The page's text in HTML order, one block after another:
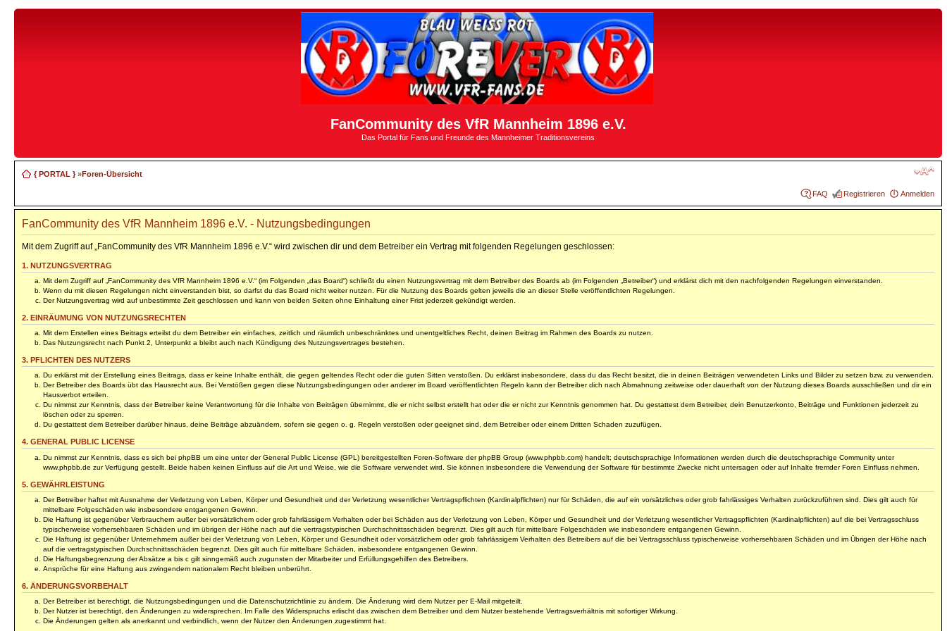
FanCommunity des VfR Mannheim 1896 e.V.
Das Portal für Fans und Freunde des Mannheimer Traditionsvereins
{ PORTAL }»Foren-Übersicht
FAQ Registrieren Anmelden
FanCommunity des VfR Mannheim 1896 e.V. - Nutzungsbedingungen
Mit dem Zugriff auf „FanCommunity des VfR Mannheim 1896 e.V.“ wird zwischen dir und dem Betreiber ein Vertrag mit folgenden Regelungen geschlossen:
1. NUTZUNGSVERTRAG
Mit dem Zugriff auf „FanCommunity des VfR Mannheim 1896 e.V.“ (im Folgenden „das Board“) schließt du einen Nutzungsvertrag mit dem Betreiber des Boards ab (im Folgenden „Betreiber“) und erklärst dich mit den nachfolgenden Regelungen einverstanden.
Wenn du mit diesen Regelungen nicht einverstanden bist, so darfst du das Board nicht weiter nutzen. Für die Nutzung des Boards gelten jeweils die an dieser Stelle veröffentlichten Regelungen.
Der Nutzungsvertrag wird auf unbestimmte Zeit geschlossen und kann von beiden Seiten ohne Einhaltung einer Frist jederzeit gekündigt werden.
2. EINRÄUMUNG VON NUTZUNGSRECHTEN
Mit dem Erstellen eines Beitrags erteilst du dem Betreiber ein einfaches, zeitlich und räumlich unbeschränktes und unentgeltliches Recht, deinen Beitrag im Rahmen des Boards zu nutzen.
Das Nutzungsrecht nach Punkt 2, Unterpunkt a bleibt auch nach Kündigung des Nutzungsvertrages bestehen.
3. PFLICHTEN DES NUTZERS
Du erklärst mit der Erstellung eines Beitrags, dass er keine Inhalte enthält, die gegen geltendes Recht oder die guten Sitten verstoßen. Du erklärst insbesondere, dass du das Recht besitzt, die in deinen Beiträgen verwendeten Links und Bilder zu setzen bzw. zu verwenden.
Der Betreiber des Boards übt das Hausrecht aus. Bei Verstößen gegen diese Nutzungsbedingungen oder anderer im Board veröffentlichten Regeln kann der Betreiber dich nach Abmahnung zeitweise oder dauerhaft von der Nutzung dieses Boards ausschließen und dir ein
Hausverbot erteilen.
Du nimmst zur Kenntnis, dass der Betreiber keine Verantwortung für die Inhalte von Beiträgen übernimmt, die er nicht selbst erstellt hat oder die er nicht zur Kenntnis genommen hat. Du gestattest dem Betreiber, dein Benutzerkonto, Beiträge und Funktionen jederzeit zu
löschen oder zu sperren.
Du gestattest dem Betreiber darüber hinaus, deine Beiträge abzuändern, sofern sie gegen o. g. Regeln verstoßen oder geeignet sind, dem Betreiber oder einem Dritten Schaden zuzufügen.
4. GENERAL PUBLIC LICENSE
Du nimmst zur Kenntnis, dass es sich bei phpBB um eine unter der General Public License (GPL) bereitgestellten Foren-Software der phpBB Group (www.phpbb.com) handelt; deutschsprachige Informationen werden durch die deutschsprachige Community unter
www.phpbb.de zur Verfügung gestellt. Beide haben keinen Einfluss auf die Art und Weise, wie die Software verwendet wird. Sie können insbesondere die Verwendung der Software für bestimmte Zwecke nicht untersagen oder auf Inhalte fremder Foren Einfluss nehmen.
5. GEWÄHRLEISTUNG
Der Betreiber haftet mit Ausnahme der Verletzung von Leben, Körper und Gesundheit und der Verletzung wesentlicher Vertragspflichten (Kardinalpflichten) nur für Schäden, die auf ein vorsätzliches oder grob fahrlässiges Verhalten zurückzuführen sind. Dies gilt auch für
mittelbare Folgeschäden wie insbesondere entgangenen Gewinn.
Die Haftung ist gegenüber Verbrauchern außer bei vorsätzlichem oder grob fahrlässigem Verhalten oder bei Schäden aus der Verletzung von Leben, Körper und Gesundheit und der Verletzung wesentlicher Vertragspflichten (Kardinalpflichten) auf die bei Vertragsschluss
typischerweise vorhersehbaren Schäden und im übrigen der Höhe nach auf die vertragstypischen Durchschnittsschäden begrenzt. Dies gilt auch für mittelbare Folgeschäden wie insbesondere entgangenen Gewinn.
Die Haftung ist gegenüber Unternehmern außer bei der Verletzung von Leben, Körper und Gesundheit oder vorsätzlichem oder grob fahrlässigem Verhalten des Betreibers auf die bei Vertragsschluss typischerweise vorhersehbaren Schäden und im Übrigen der Höhe nach
auf die vertragstypischen Durchschnittsschäden begrenzt. Dies gilt auch für mittelbare Schäden, insbesondere entgangenen Gewinn.
Die Haftungsbegrenzung der Absätze a bis c gilt sinngemäß auch zugunsten der Mitarbeiter und Erfüllungsgehilfen des Betreibers.
Ansprüche für eine Haftung aus zwingendem nationalem Recht bleiben unberührt.
6. ÄNDERUNGSVORBEHALT
Der Betreiber ist berechtigt, die Nutzungsbedingungen und die Datenschutzrichtlinie zu ändern. Die Änderung wird dem Nutzer per E-Mail mitgeteilt.
Der Nutzer ist berechtigt, den Änderungen zu widersprechen. Im Falle des Widerspruchs erlischt das zwischen dem Betreiber und dem Nutzer bestehende Vertragsverhältnis mit sofortiger Wirkung.
Die Änderungen gelten als anerkannt und verbindlich, wenn der Nutzer den Änderungen zugestimmt hat.